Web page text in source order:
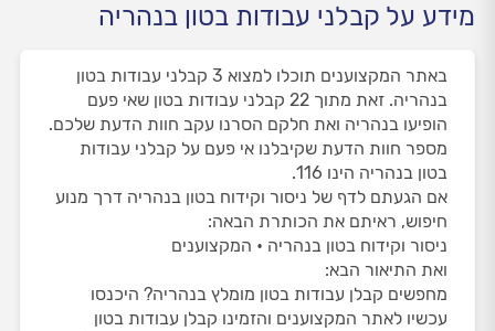
מידע על קבלני עבודות בטון בנהריה
באתר המקצוענים תוכלו למצוא 3 קבלני עבודות בטון
בנהריה. זאת מתוך 22 קבלני עבודות בטון שאי פעם
הופיעו בנהריה ואת חלקם הסרנו עקב חוות הדעת שלכם.
מספר חוות הדעת שקיבלנו אי פעם על קבלני עבודות
בטון בנהריה הינו 116.
אם הגעתם לדף של ניסור וקידוח בטון בנהריה דרך מנוע
חיפוש, ראיתם את הכותרת הבאה:
ניסור וקידוח בטון בנהריה • המקצוענים
ואת התיאור הבא:
מחפשים קבלן עבודות בטון מומלץ בנהריה? היכנסו
עכשיו לאתר המקצוענים והזמינו קבלן עבודות בטון